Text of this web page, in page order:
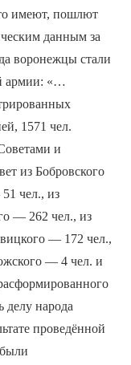
имеют, пошлют
данным за
воронежцы стали
армии: «…
1571 чел.
и
из Бобровского
чел., из
— 262 чел., из
— 172 чел.,
— 4 чел. и
делу народа
проведённой